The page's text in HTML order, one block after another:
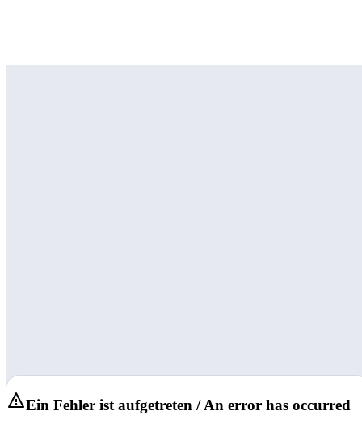
Ein Fehler ist aufgetreten / An error has occurred